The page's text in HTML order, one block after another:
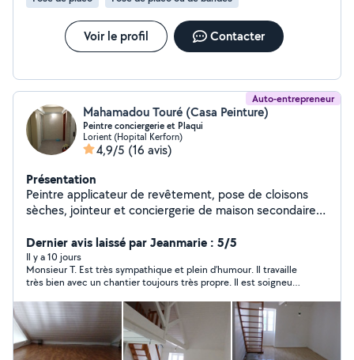
Voir le profil Contacter
Auto-entrepreneur
Mahamadou Touré (Casa Peinture)
Peintre conciergerie et Plaqui
Lorient (Hopital Kerforn)
4,9/5 (16 avis)
Présentation
Peintre applicateur de revêtement, pose de cloisons
sèches, jointeur et conciergerie de maison secondaire,
Dernier avis laissé par Jeanmarie : 5/5
Il y a 10 jours
Monsieur T. Est très sympathique et plein d’humour. Il travaille
très bien avec un chantier toujours très propre. Il est soigneux
professionnellement il est au top. C’est un artisan compétent a
qui je ferai a nouveau appel et que je recommenderais sans
aucune hésitation.